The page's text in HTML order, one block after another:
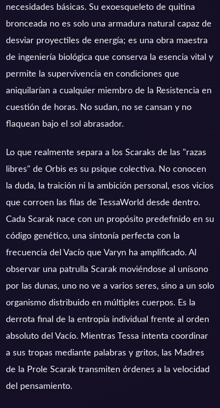
necesidades básicas. Su exoesqueleto de quitina
bronceada no es solo una armadura natural capaz de
desviar proyectiles de energía; es una obra maestra
de ingeniería biológica que conserva la esencia vital y
permite la supervivencia en condiciones que
aniquilarían a cualquier miembro de la Resistencia en
cuestión de horas. No sudan, no se cansan y no
flaquean bajo el sol abrasador.
Lo que realmente separa a los Scaraks de las "razas
libres" de Orbis es su psique colectiva. No conocen
la duda, la traición ni la ambición personal, esos vicios
que corroen las filas de TessaWorld desde dentro.
Cada Scarak nace con un propósito predefinido en su
código genético, una sintonía perfecta con la
frecuencia del Vacío que Varyn ha amplificado. Al
observar una patrulla Scarak moviéndose al unísono
por las dunas, uno no ve a varios seres, sino a un solo
organismo distribuido en múltiples cuerpos. Es la
derrota final de la entropía individual frente al orden
absoluto del Vacío. Mientras Tessa intenta coordinar
a sus tropas mediante palabras y gritos, las Madres
de la Prole Scarak transmiten órdenes a la velocidad
del pensamiento.